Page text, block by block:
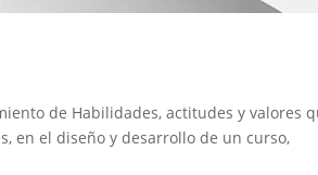
de Habilidades, actitudes y valores
en el diseño y desarrollo de un curso,